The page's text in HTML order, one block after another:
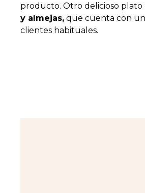
producto. Otro delicioso plato
y almejas, que cuenta con
clientes habituales.